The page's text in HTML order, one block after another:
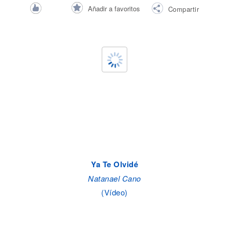
Añadir a favoritos Compartir
Ya Te Olvidé
Natanael Cano
(Vídeo)